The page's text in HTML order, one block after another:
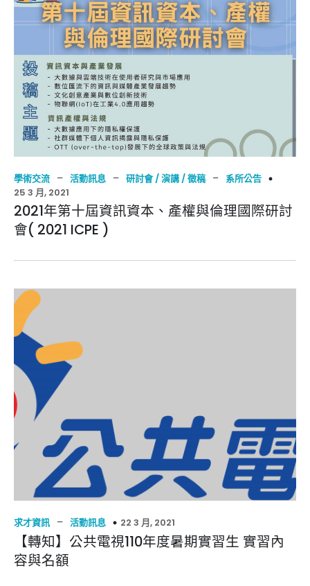
學術交流 – 活動訊息 – 研討會 / 演講 / 徵稿 – 系所公告
25 3 月, 2021
2021年第十屆資訊資本、產權與倫理國際研討
會( 2021 ICPE )
求才資訊 – 活動訊息 22 3 月, 2021
【轉知】公共電視110年度暑期實習生 實習內
容與名額